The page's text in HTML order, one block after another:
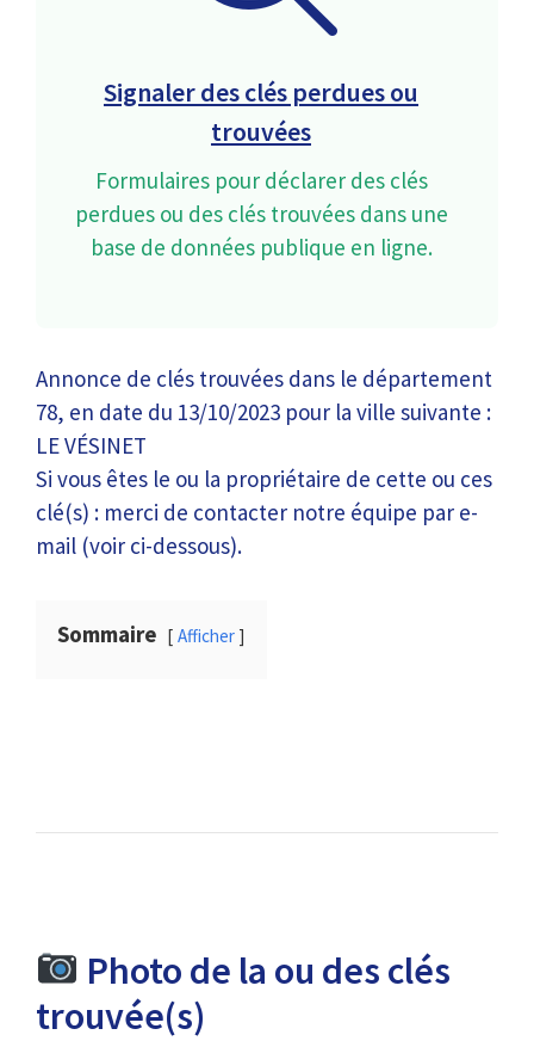
Signaler des clés perdues ou
trouvées
Formulaires pour déclarer des clés
perdues ou des clés trouvées dans une
base de données publique en ligne.
Annonce de clés trouvées dans le département
78, en date du 13/10/2023 pour la ville suivante :
LE VÉSINET
Si vous êtes le ou la propriétaire de cette ou ces
clé(s) : merci de contacter notre équipe par e-
mail (voir ci-dessous).
Sommaire Afficher
Photo de la ou des clés
trouvée(s)